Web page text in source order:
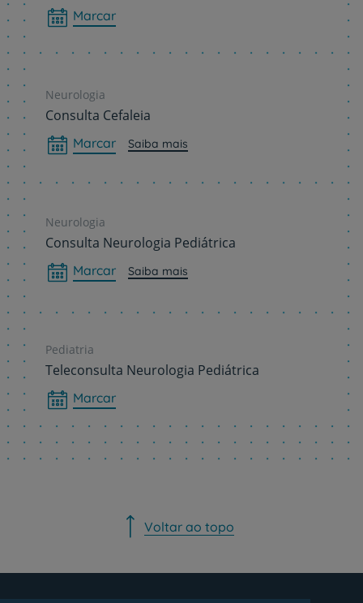
Marcar
Neurologia
Consulta Cefaleia
Marcar Saiba mais
Neurologia
Consulta Neurologia Pediátrica
Marcar Saiba mais
Pediatria
Teleconsulta Neurologia Pediátrica
Marcar
Voltar ao topo